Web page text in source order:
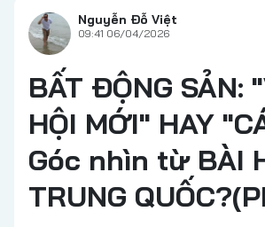
Nguyễn Đỗ Việt
09:41 06/04/2026
BẤT ĐỘNG SẢN:
HỘI MỚI" HAY
Góc nhìn từ BÀI
TRUNG